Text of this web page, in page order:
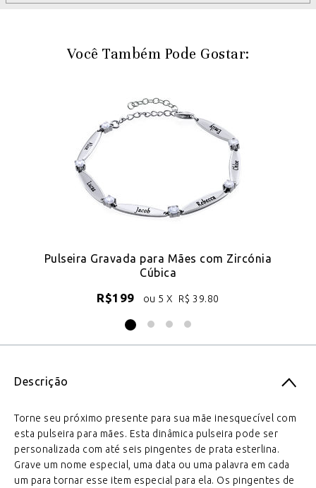
Você Também Pode Gostar:
Pulseira Gravada para Mães com Zircónia
Cúbica
R$199 ou 5 X R$ 39.80
Descrição
Torne seu próximo presente para sua mãe inesquecível com
esta pulseira para mães. Esta dinâmica pulseira pode ser
personalizada com até seis pingentes de prata esterlina.
Grave um nome especial, uma data ou uma palavra em cada
um para tornar esse item especial para ela. Os pingentes de